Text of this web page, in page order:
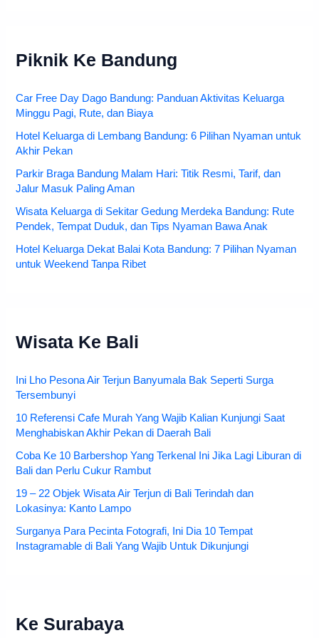
Piknik Ke Bandung
Car Free Day Dago Bandung: Panduan Aktivitas Keluarga
Minggu Pagi, Rute, dan Biaya
Hotel Keluarga di Lembang Bandung: 6 Pilihan Nyaman untuk
Akhir Pekan
Parkir Braga Bandung Malam Hari: Titik Resmi, Tarif, dan
Jalur Masuk Paling Aman
Wisata Keluarga di Sekitar Gedung Merdeka Bandung: Rute
Pendek, Tempat Duduk, dan Tips Nyaman Bawa Anak
Hotel Keluarga Dekat Balai Kota Bandung: 7 Pilihan Nyaman
untuk Weekend Tanpa Ribet
Wisata Ke Bali
Ini Lho Pesona Air Terjun Banyumala Bak Seperti Surga
Tersembunyi
10 Referensi Cafe Murah Yang Wajib Kalian Kunjungi Saat
Menghabiskan Akhir Pekan di Daerah Bali
Coba Ke 10 Barbershop Yang Terkenal Ini Jika Lagi Liburan di
Bali dan Perlu Cukur Rambut
19 – 22 Objek Wisata Air Terjun di Bali Terindah dan
Lokasinya: Kanto Lampo
Surganya Para Pecinta Fotografi, Ini Dia 10 Tempat
Instagramable di Bali Yang Wajib Untuk Dikunjungi
Ke Surabaya